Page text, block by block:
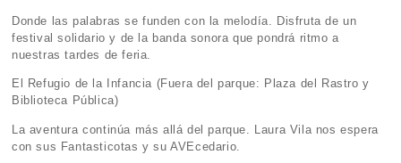
Donde las palabras se funden con la melodía. Disfruta de un
festival solidario y de la banda sonora que pondrá ritmo a
nuestras tardes de feria.
El Refugio de la Infancia (Fuera del parque: Plaza del Rastro y
Biblioteca Pública)
La aventura continúa más allá del parque. Laura Vila nos espera
con sus Fantasticotas y su AVEcedario.